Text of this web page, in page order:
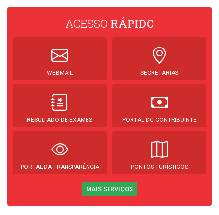
ACESSO RÁPIDO
WEBMAIL SECRETARIAS
RESULTADO DE EXAMES PORTAL DO CONTRIBUINTE
PORTAL DA TRANSPARÊNCIA PONTOS TURÍSTICOS
MAIS SERVIÇOS